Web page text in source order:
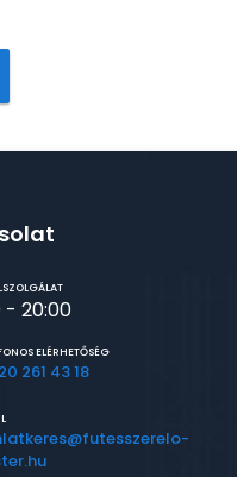
- 20:00
ELÉRHETŐSÉG
261 43 18